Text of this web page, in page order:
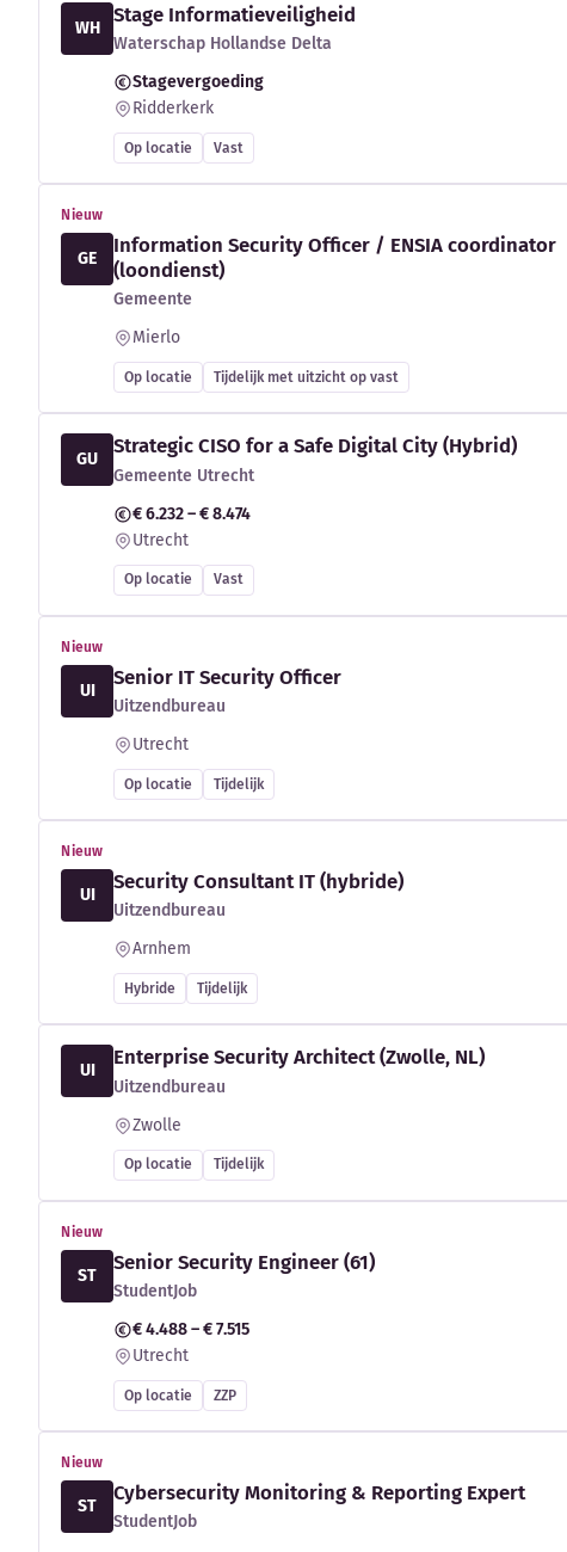
WH
Stage Informatieveiligheid
Waterschap Hollandse Delta
Stagevergoeding
Ridderkerk
Op locatie Vast
Nieuw
GE
Information Security Officer / ENSIA coordinator
(loondienst)
Gemeente
Mierlo
Op locatie Tijdelijk met uitzicht op vast
GU
Strategic CISO for a Safe Digital City (Hybrid)
Gemeente Utrecht
€ 6.232 – € 8.474
Utrecht
Op locatie Vast
Nieuw
UI
Senior IT Security Officer
Uitzendbureau
Utrecht
Op locatie Tijdelijk
Nieuw
UI
Security Consultant IT (hybride)
Uitzendbureau
Arnhem
Hybride Tijdelijk
UI
Enterprise Security Architect (Zwolle, NL)
Uitzendbureau
Zwolle
Op locatie Tijdelijk
Nieuw
ST
Senior Security Engineer (61)
StudentJob
€ 4.488 – € 7.515
Utrecht
Op locatie ZZP
Nieuw
ST
Cybersecurity Monitoring & Reporting Expert
StudentJob